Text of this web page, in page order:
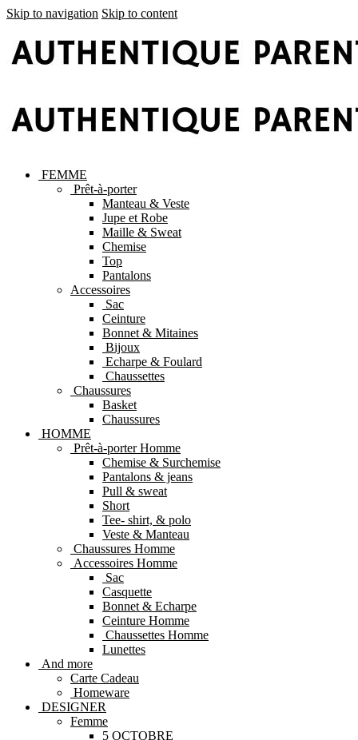
Skip to navigation Skip to content
FEMME
Prêt-à-porter
Manteau & Veste
Jupe et Robe
Maille & Sweat
Chemise
Top
Pantalons
Accessoires
Sac
Ceinture
Bonnet & Mitaines
Bijoux
Echarpe & Foulard
Chaussettes
Chaussures
Basket
Chaussures
HOMME
Prêt-à-porter Homme
Chemise & Surchemise
Pantalons & jeans
Pull & sweat
Short
Tee- shirt, & polo
Veste & Manteau
Chaussures Homme
Accessoires Homme
Sac
Casquette
Bonnet & Echarpe
Ceinture Homme
Chaussettes Homme
Lunettes
And more
Carte Cadeau
Homeware
DESIGNER
Femme
5 OCTOBRE